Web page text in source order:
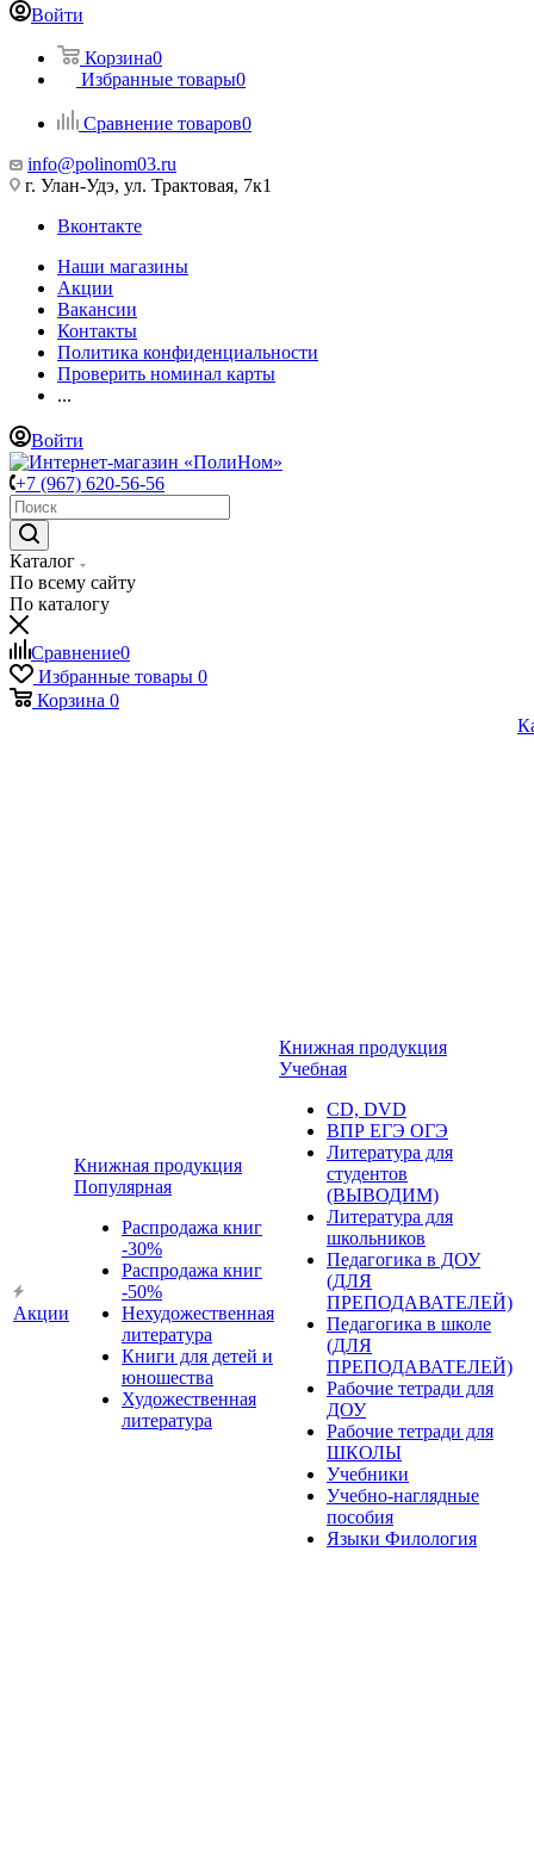
Войти
Корзина0
Избранные товары0
Сравнение товаров0
info@polinom03.ru
г. Улан-Удэ, ул. Трактовая, 7к1
Вконтакте
Наши магазины
Акции
Вакансии
Контакты
Политика конфиденциальности
Проверить номинал карты
...
Войти
+7 (967) 620-56-56
Каталог
По всему сайту
По каталогу
Сравнение0
Избранные товары 0
Корзина 0
Акции
Книжная продукция
Популярная
Распродажа книг
-30%
Распродажа книг
-50%
Нехудожественная
литература
Книги для детей и
юношества
Художественная
литература
Книжная продукция
Учебная
CD, DVD
ВПР ЕГЭ ОГЭ
Литература для
студентов
(ВЫВОДИМ)
Литература для
школьников
Педагогика в ДОУ
(ДЛЯ
ПРЕПОДАВАТЕЛЕЙ)
Педагогика в школе
(ДЛЯ
ПРЕПОДАВАТЕЛЕЙ)
Рабочие тетради для
ДОУ
Рабочие тетради для
ШКОЛЫ
Учебники
Учебно-наглядные
пособия
Языки Филология